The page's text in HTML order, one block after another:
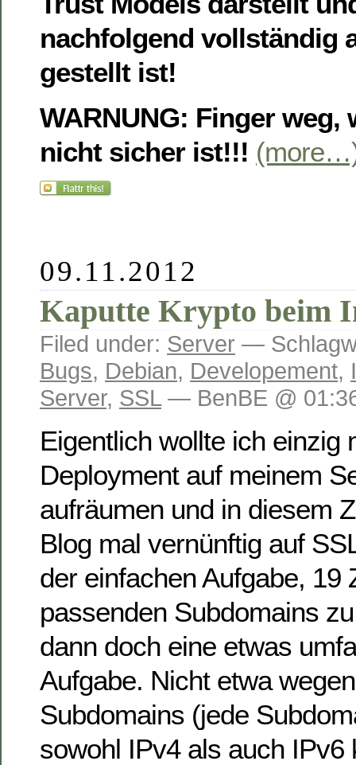
nachfolgend vollständig
gestellt ist!
WARNUNG: Finger weg,
nicht sicher ist!!!
09.11.2012
Kaputte Krypto beim
Filed under: Server —
Bugs, Debian, Developement,
Server, SSL — BenBE @
Eigentlich wollte ich einzig
Deployment auf meinem
aufräumen und in diesem
Blog mal vernünftig auf
der einfachen Aufgabe, 19
passenden Subdomains
dann doch eine etwas
Aufgabe. Nicht etwa
Subdomains (jede
sowohl IPv4 als auch IPv6